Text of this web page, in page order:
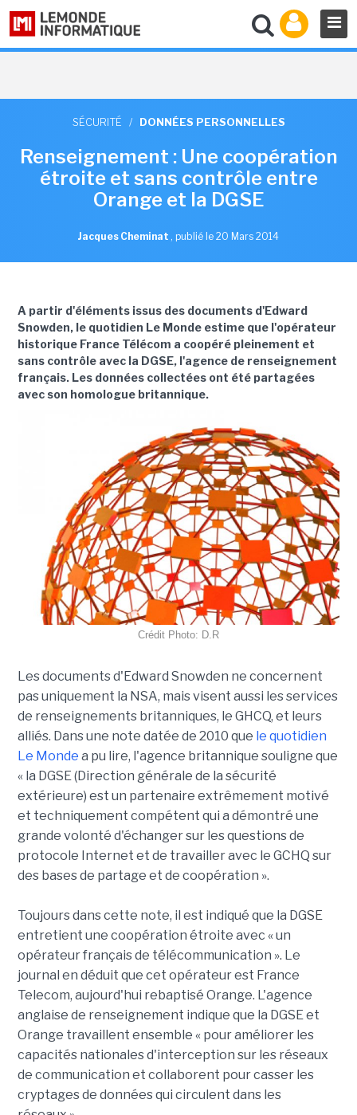
SÉCURITÉ / DONNÉES PERSONNELLES
Renseignement : Une coopération
étroite et sans contrôle entre
Orange et la DGSE
Jacques Cheminat , publié le 20 Mars 2014
A partir d'éléments issus des documents d'Edward
Snowden, le quotidien Le Monde estime que l'opérateur
historique France Télécom a coopéré pleinement et
sans contrôle avec la DGSE, l'agence de renseignement
français. Les données collectées ont été partagées
avec son homologue britannique.
Crédit Photo: D.R
Les documents d'Edward Snowden ne concernent
pas uniquement la NSA, mais visent aussi les services
de renseignements britanniques, le GHCQ, et leurs
alliés. Dans une note datée de 2010 que le quotidien
Le Monde a pu lire, l'agence britannique souligne que
« la DGSE (Direction générale de la sécurité
extérieure) est un partenaire extrêmement motivé
et techniquement compétent qui a démontré une
grande volonté d'échanger sur les questions de
protocole Internet et de travailler avec le GCHQ sur
des bases de partage et de coopération ».
Toujours dans cette note, il est indiqué que la DGSE
entretient une coopération étroite avec « un
opérateur français de télécommunication ». Le
journal en déduit que cet opérateur est France
Telecom, aujourd'hui rebaptisé Orange. L'agence
anglaise de renseignement indique que la DGSE et
Orange travaillent ensemble « pour améliorer les
capacités nationales d'interception sur les réseaux
de communication et collaborent pour casser les
cryptages de données qui circulent dans les